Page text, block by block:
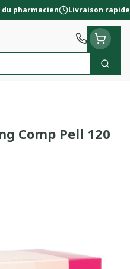
du pharmacien Livraison rapide
Comp Pell 120